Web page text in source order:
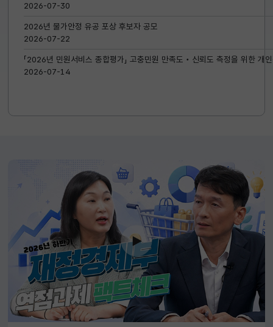
2026-07-30
2026년 물가안정 유공 포상 후보자 공모
2026-07-22
「2026년 민원서비스 종합평가」 고충민원 만족도‧신뢰도 측정을 위한 개
2026-07-14